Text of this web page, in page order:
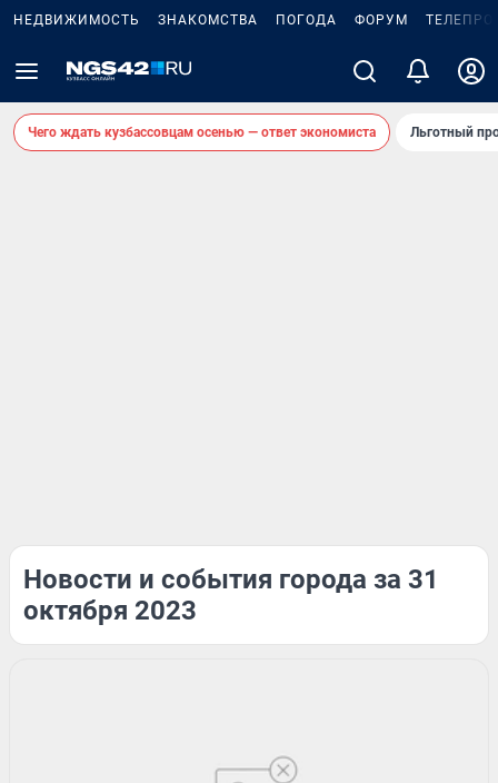
НЕДВИЖИМОСТЬ ЗНАКОМСТВА ПОГОДА ФОРУМ
Чего ждать кузбассовцам осенью — ответ экономиста Льготный
Новости и события города за 31
октября 2023